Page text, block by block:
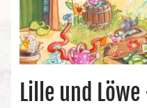
Lille und